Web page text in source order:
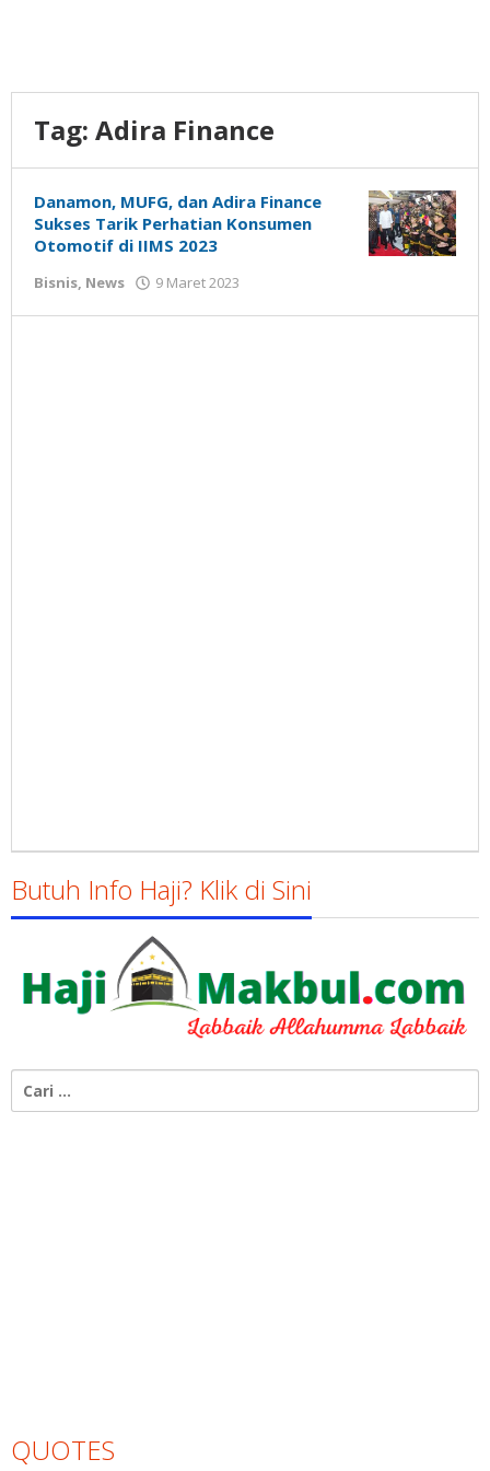
Tag: Adira Finance
Danamon, MUFG, dan Adira Finance
Sukses Tarik Perhatian Konsumen
Otomotif di IIMS 2023
Bisnis, News 9 Maret 2023
Susanto
Butuh Info Haji? Klik di Sini
untuk:
QUOTES